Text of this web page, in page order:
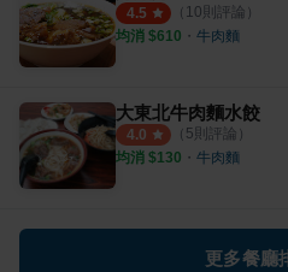
4.5 （ 10則評論）
均消 $610 ・ 牛肉麵
大東北牛肉麵水餃
4.0 （ 5則評論）
均消 $130 ・ 牛肉麵
更多餐廳